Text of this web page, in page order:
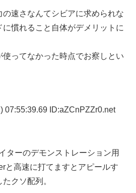
速さなんてシビアに求められな
慣れること自体がデメリットに
使ってなかった時点でお察しとい
) 07:55:39.69 ID:aZCnPZZr0.net
ターのデモンストレーション用
と高速に打てますとアピールす
クソ配列。